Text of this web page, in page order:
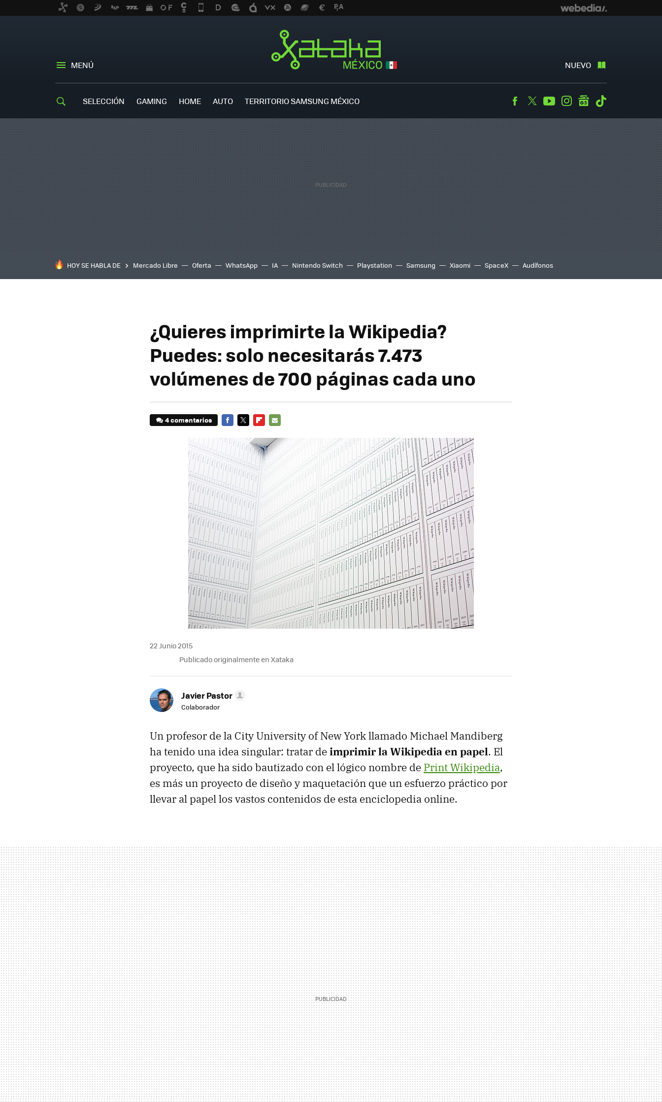
MENÚ NUEVO
SELECCIÓN GAMING HOME AUTO TERRITORIO SAMSUNG MÉXICO Facebook
TwitterYoutubeInstagramgooglenews
HOY SE HABLA DE Mercado Libre Oferta WhatsApp IA Nintendo Switch Playstation Samsung Xiaomi SpaceX Audífonos
¿Quieres imprimirte la Wikipedia?
Puedes: solo necesitarás 7.473
volúmenes de 700 páginas cada uno
4 comentarios
MAIL
22 Junio 2015
Publicado originalmente en Xataka
Javier Pastor
Colaborador
Un profesor de la City University of New York llamado Michael Mandiberg
ha tenido una idea singular: tratar deimprimir la Wikipedia en papel. El
proyecto, que ha sido bautizado con el lógico nombre de Print Wikipedia,
es más un proyecto de diseño y maquetación que un esfuerzo práctico por
llevar al papel los vastos contenidos de esta enciclopedia online.